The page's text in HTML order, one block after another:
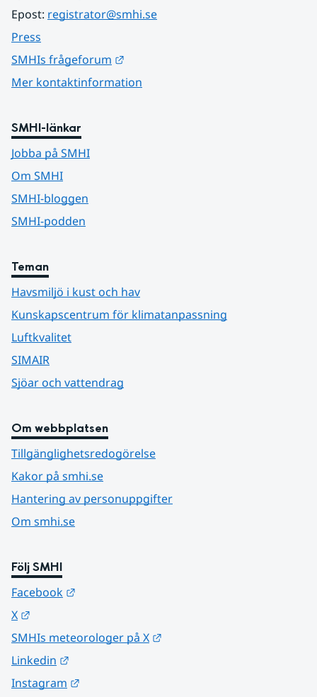
Epost: registrator@smhi.se
Press
SMHIs frågeforum
Mer kontaktinformation
SMHI-länkar
Jobba på SMHI
Om SMHI
SMHI-bloggen
SMHI-podden
Teman
Havsmiljö i kust och hav
Kunskapscentrum för klimatanpassning
Luftkvalitet
SIMAIR
Sjöar och vattendrag
Om webbplatsen
Tillgänglighetsredogörelse
Kakor på smhi.se
Hantering av personuppgifter
Om smhi.se
Följ SMHI
Facebook
X
SMHIs meteorologer på X
Linkedin
Instagram